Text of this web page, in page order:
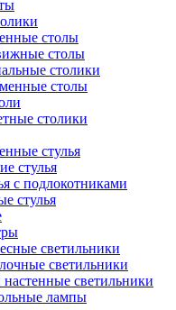
столы
столы
столики
столы
столики
стулья
стулья
с подлокотниками
стулья
светильники
светильники
настенные светильники
лампы